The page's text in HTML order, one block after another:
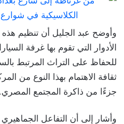
وأوضح عبد الجليل أن تنظيم هذه
الأدوار التي تقوم بها غرفة
للحفاظ على التراث المرتبط
ثقافة الاهتمام بهذا النوع من
جزءًا من ذاكرة المجتمع المصري.
وأشار إلى أن التفاعل الجماهيري